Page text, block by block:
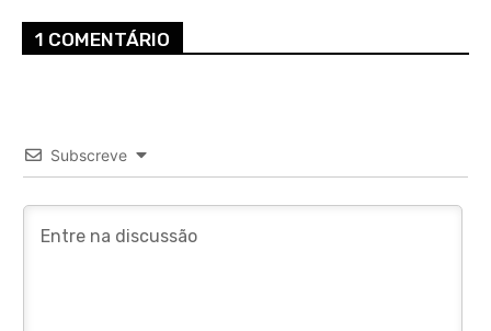
1 COMENTÁRIO
Subscreve